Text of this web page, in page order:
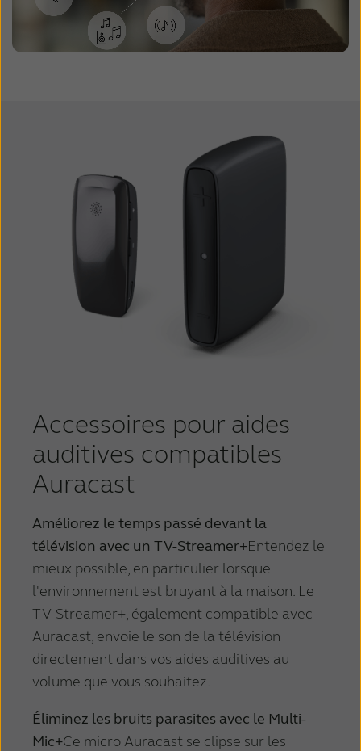
Accessoires pour aides
auditives compatibles
Auracast
Améliorez le temps passé devant la
télévision avec un TV-Streamer+Entendez le
mieux possible, en particulier lorsque
l'environnement est bruyant à la maison. Le
TV-Streamer+, également compatible avec
Auracast, envoie le son de la télévision
directement dans vos aides auditives au
volume que vous souhaitez.
Éliminez les bruits parasites avec le Multi-
Mic+Ce micro Auracast se clipse sur les